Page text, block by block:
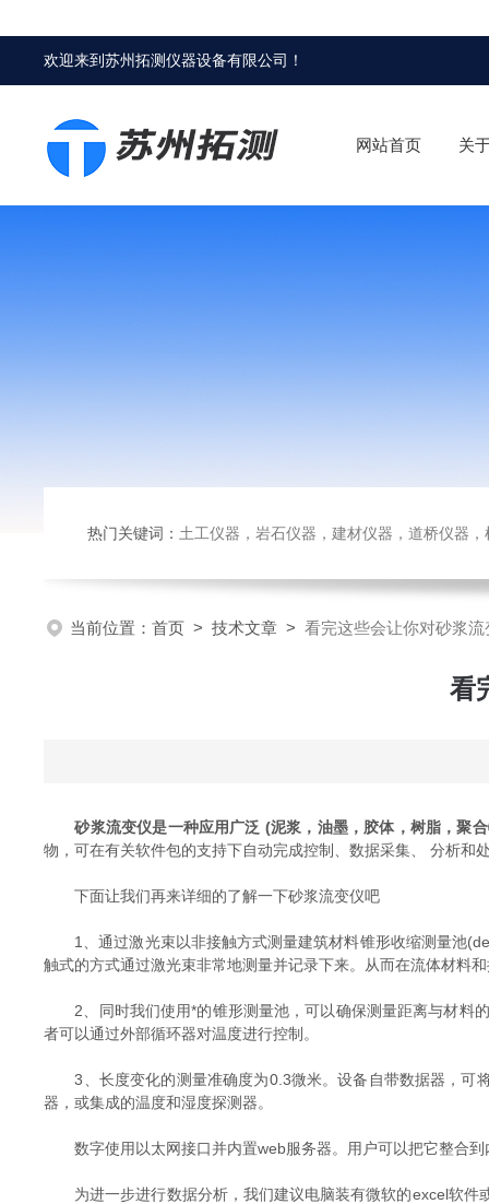
欢迎来到苏州拓测仪器设备有限公司 ！
网站首页 关
热门关键词： 土工仪器，岩石仪器，建材仪器，道桥仪器，检测
当前位置： 首页 > 技术文章 > 看完这些会让你对砂浆
看
砂浆流变仪是一种应用广泛 (泥浆，油墨，胶体，树脂，聚
物，可在有关软件包的支持下自动完成控制、数据采集、 分析
下面让我们再来详细的了解一下砂浆流变仪吧
1、通过激光束以非接触方式测量建筑材料锥形收缩测量池
触式的方式通过激光束非常地测量并记录下来。从而在流体材料
2、同时我们使用*的锥形测量池，可以确保测量距离与材料的
者可以通过外部循环器对温度进行控制。
3、长度变化的测量准确度为0.3微米。设备自带数据器，可
器，或集成的温度和湿度探测器。
数字使用以太网接口并内置web服务器。用户可以把它整合到
为进一步进行数据分析，我们建议电脑装有微软的excel软件